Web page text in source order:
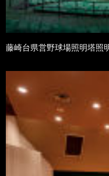
藤崎台県営野球場照明塔照